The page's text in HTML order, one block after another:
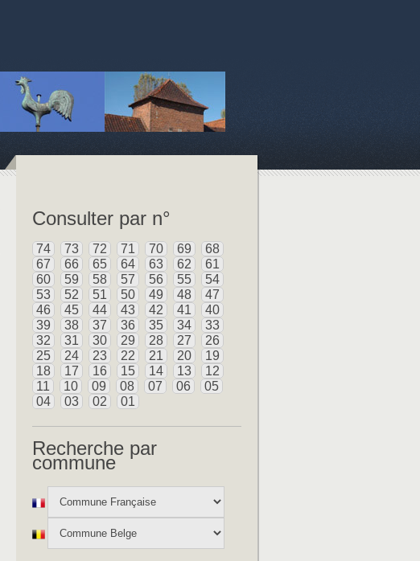
Consulter par n°
74 73 72 71 70 69
68
67
66 65 64 63 62
61
60
59 58 57 56 55
54
53
52 51 50 49 48
47
46
45 44 43 42 41
40
39
38 37 36 35 34
33
32
31 30 29 28 27
26
25
24 23 22 21 20
19
18
17 16 15 14 13
12
11
10 09 08 07 06
05
04
03 02 01
Recherche par
commune